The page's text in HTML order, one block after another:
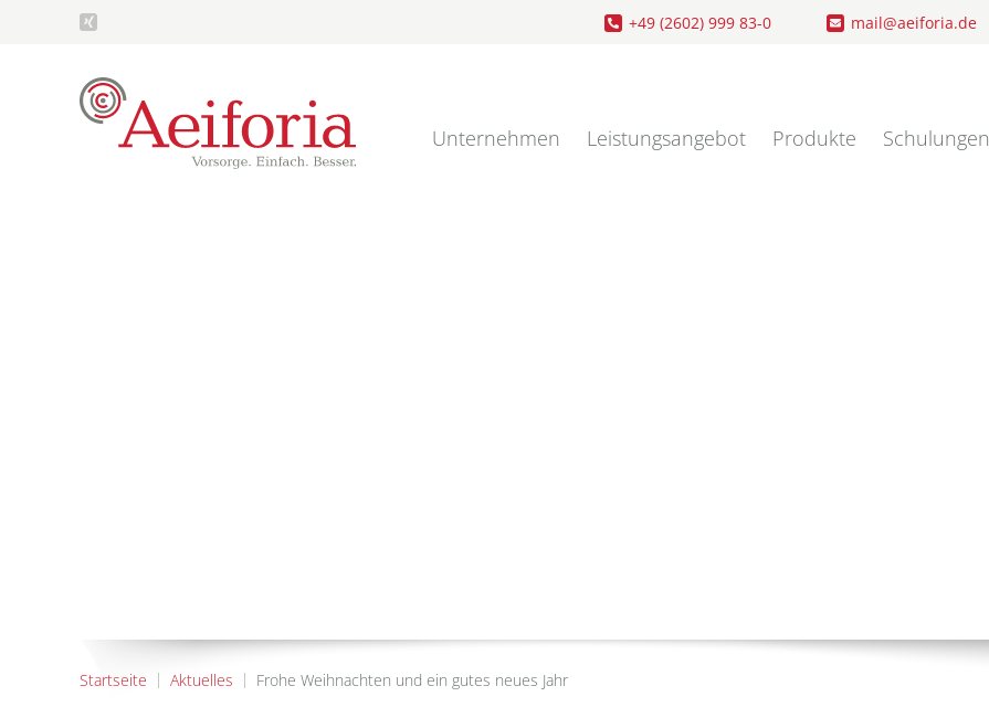
+49 (2602) 999 83-0 mail@aeiforia.de
Unternehmen Leistungsangebot Produkte Schulungen
Startseite Aktuelles Frohe Weihnachten und ein gutes neues Jahr